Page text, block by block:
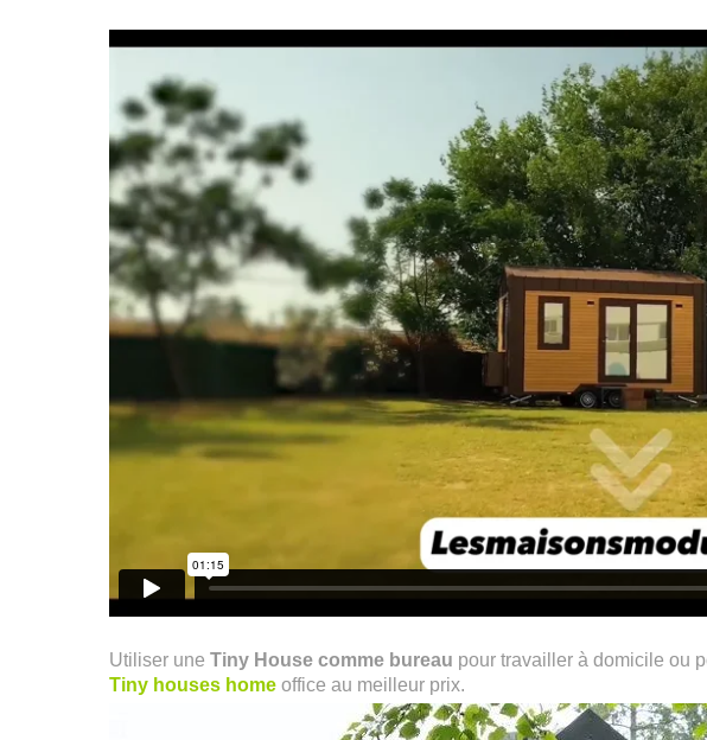
Utiliser une Tiny House comme bureau pour travailler à domicile ou
Tiny houses home office au meilleur prix.